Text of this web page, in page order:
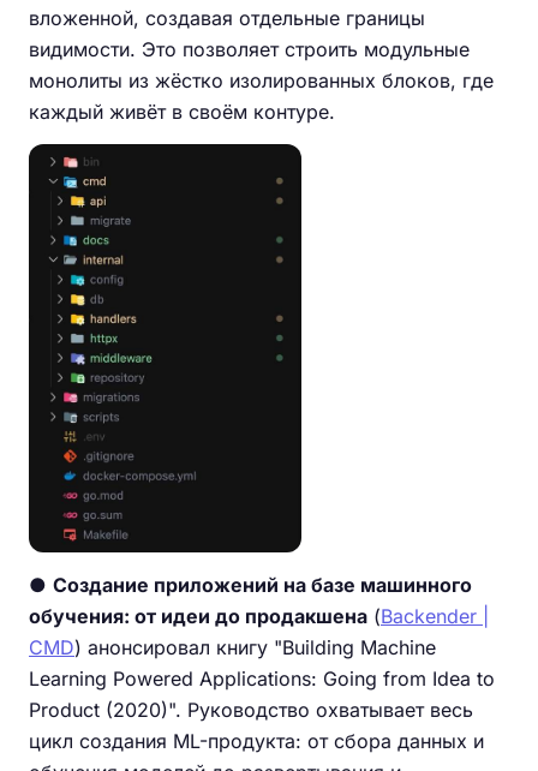
вложенной, создавая отдельные границы
видимости. Это позволяет строить модульные
монолиты из жёстко изолированных блоков, где
каждый живёт в своём контуре.
● Создание приложений на базе машинного
обучения: от идеи до продакшена (Backender |
CMD) анонсировал книгу "Building Machine
Learning Powered Applications: Going from Idea to
Product (2020)". Руководство охватывает весь
цикл создания ML-продукта: от сбора данных и